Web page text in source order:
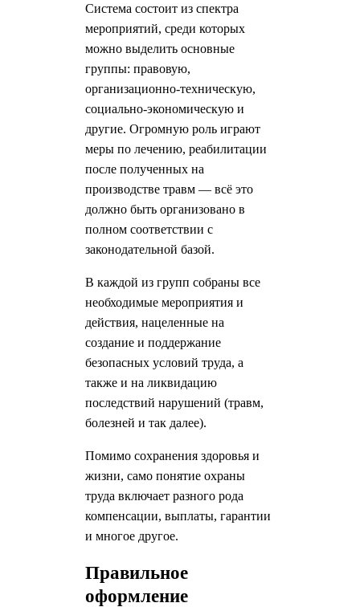
Система состоит из спектра
мероприятий, среди которых
можно выделить основные
группы: правовую,
организационно-техническую,
социально-экономическую и
другие. Огромную роль играют
меры по лечению, реабилитации
после полученных на
производстве травм — всё это
должно быть организовано в
полном соответствии с
законодательной базой.
В каждой из групп собраны все
необходимые мероприятия и
действия, нацеленные на
создание и поддержание
безопасных условий труда, а
также и на ликвидацию
последствий нарушений (травм,
болезней и так далее).
Помимо сохранения здоровья и
жизни, само понятие охраны
труда включает разного рода
компенсации, выплаты, гарантии
и многое другое.
Правильное
оформление